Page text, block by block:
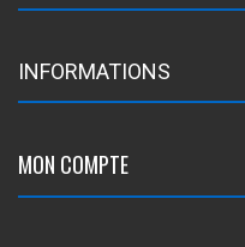
INFORMATIONS
MON COMPTE